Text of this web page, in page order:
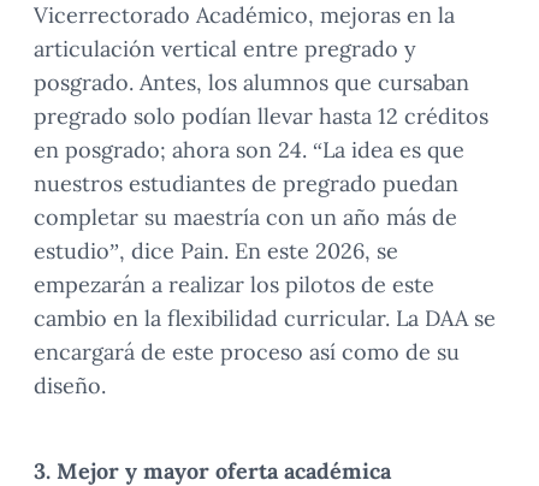
Vicerrectorado Académico, mejoras en la
articulación vertical entre pregrado y
posgrado. Antes, los alumnos que cursaban
pregrado solo podían llevar hasta 12 créditos
en posgrado; ahora son 24. “La idea es que
nuestros estudiantes de pregrado puedan
completar su maestría con un año más de
estudio”, dice Pain. En este 2026, se
empezarán a realizar los pilotos de este
cambio en la flexibilidad curricular. La DAA se
encargará de este proceso así como de su
diseño.
3. Mejor y mayor oferta académica